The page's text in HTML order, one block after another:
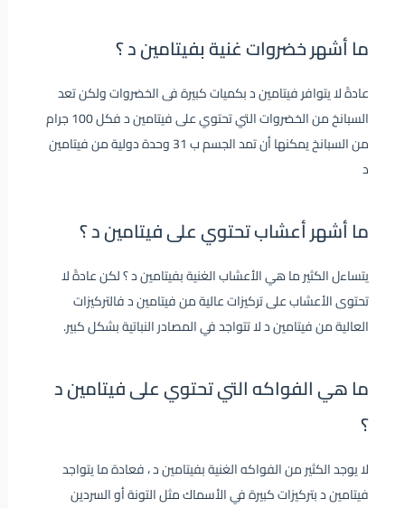
ما أشهر خضروات غنية بفيتامين د ؟
عادةً لا يتوافر فيتامين د بكميات كبيرة فى الخضروات ولكن تعد
السبانخ من الخضروات التي تحتوي على فيتامين د فكل 100 جرام
من السبانخ يمكنها أن تمد الجسم ب 31 وحدة دولية من فيتامين
د
ما أشهر أعشاب تحتوي على فيتامين د ؟
يتساءل الكثير ما هي الأعشاب الغنية بفيتامين د ؟ لكن عادةً لا
تحتوى الأعشاب على تركيزات عالية من فيتامين د فالتركيزات
العالية من فيتامين د لا تتواجد في المصادر النباتية بشكل كبير.
ما هي الفواكه التي تحتوي على فيتامين د
؟
لا يوجد الكثير منالفواكه الغنية بفيتامين د، فعادة ما يتواجد
فيتامين د بتركيزات كبيرة في الأسماك مثل التونة أو السردين